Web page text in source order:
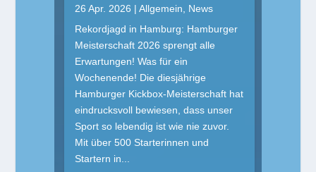
26 Apr. 2026 | Allgemein
News
Rekordjagd in Hamburg: Hamburger
Meisterschaft 2026 sprengt alle
Erwartungen! Was für ein
Wochenende! Die diesjährige
Hamburger Kickbox-Meisterschaft hat
eindrucksvoll bewiesen, dass unser
Sport so lebendig ist wie nie zuvor.
Mit über 500 Starterinnen und
Startern in...